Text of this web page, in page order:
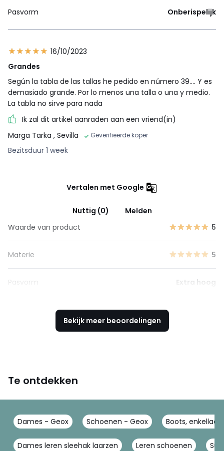
Pasvorm Onberispelijk
16/10/2023
Grandes
Según la tabla de las tallas he pedido en número 39…. Y es
demasiado grande. Por lo menos una talla o una y medio.
La tabla no sirve para nada
Ik zal dit artikel aanraden aan een vriend(in)
Marga Tarka , Sevilla Geverifieerde koper
Bezitsduur 1 week
Vertalen met Google
Nuttig (0)
Melden
Waarde van product
5
Materie 5
Pasvorm Extra hoog
Bekijk meer beoordelingen
Te ontdekken
Dames - Geox Schoenen - Geox Boots,
Dames leren sleehak laarzen Leren schoenen